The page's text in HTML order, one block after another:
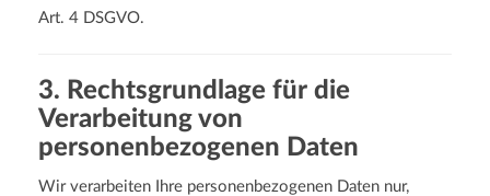
Art. 4 DSGVO.
3. Rechtsgrundlage für die
Verarbeitung von
personenbezogenen Daten
Wir verarbeiten Ihre personenbezogenen Daten nur,